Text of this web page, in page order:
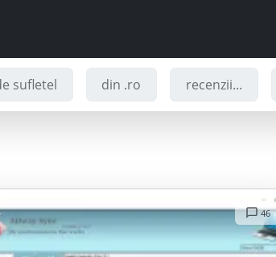
sufletel din .ro recenzii...
46